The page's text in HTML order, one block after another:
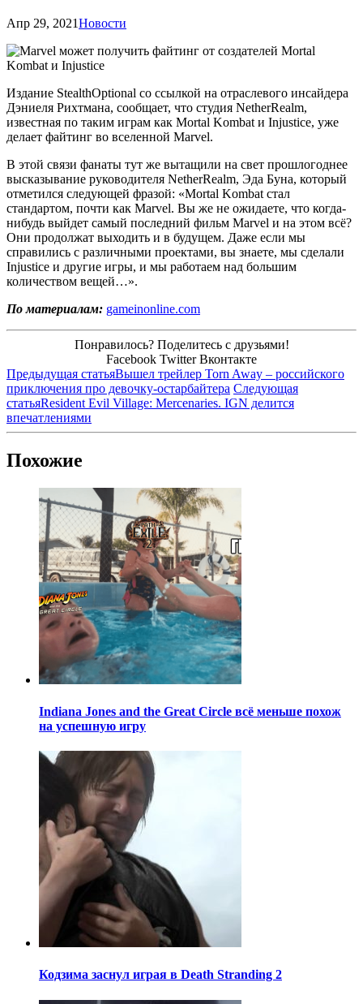
Апр 29, 2021Новости
Издание StealthOptional со ссылкой на отраслевого инсайдера
Дэниеля Рихтмана, сообщает, что студия NetherRealm,
известная по таким играм как Mortal Kombat и Injustice, уже
делает файтинг во вселенной Marvel.
В этой связи фанаты тут же вытащили на свет прошлогоднее
высказывание руководителя NetherRealm, Эда Буна, который
отметился следующей фразой: «Mortal Kombat стал
стандартом, почти как Marvel. Вы же не ожидаете, что когда-
нибудь выйдет самый последний фильм Marvel и на этом всё?
Они продолжат выходить и в будущем. Даже если мы
справились с различными проектами, вы знаете, мы сделали
Injustice и другие игры, и мы работаем над большим
количеством вещей…».
По материалам: gameinonline.com
Понравилось? Поделитесь с друзьями!
Facebook Twitter Вконтакте
Предыдущая статьяВышел трейлер Torn Away – российского
приключения про девочку-остарбайтера Следующая
статьяResident Evil Village: Mercenaries. IGN делится
впечатлениями
Похожие
Indiana Jones and the Great Circle всё меньше похож
на успешную игру
Кодзима заснул играя в Death Stranding 2